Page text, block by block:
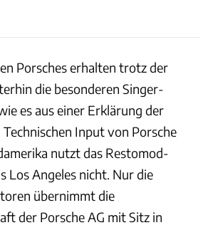
Porsches erhalten trotz der
die besonderen Singer-
es aus einer Erklärung der
Input von Porsche
nutzt das Restomod-
Los Angeles nicht. Nur die
übernimmt die
der Porsche AG mit Sitz in